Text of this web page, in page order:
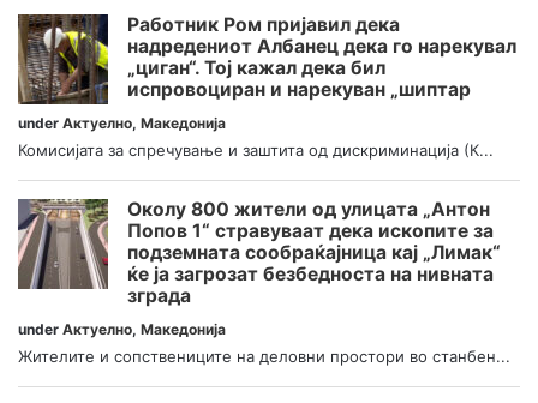
Работник Ром пријавил дека
надредениот Албанец дека го нарекувал
„циган“. Тој кажал дека бил
испровоциран и нарекуван „шиптар
under Актуелно, Македонија
Комисијата за спречување и заштита од дискриминација (К...
Околу 800 жители од улицата „Антон
Попов 1“ стравуваат дека ископите за
подземната сообраќајница кај „Лимак“
ќе ја загрозат безбедноста на нивната
зграда
under Актуелно, Македонија
Жителите и сопствениците на деловни простори во станбен...